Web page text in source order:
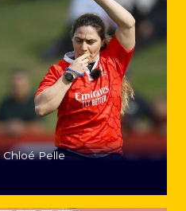
Chloé Pelle